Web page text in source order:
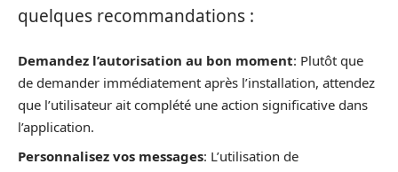
quelques recommandations :
Demandez l’autorisation au bon moment: Plutôt que
de demander immédiatement après l’installation, attendez
que l’utilisateur ait complété une action significative dans
l’application.
Personnalisez vos messages: L’utilisation de